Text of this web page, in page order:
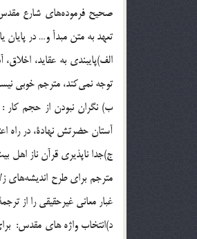
صحيح فرموده‌هاي شارع مقدس
تعهد به متن مبدأ و… در پايان
الف)پايبندي به عقايد،
توجه نمي‌كند، مترجم خوبي
ب) نگران نبودن از حجم کار
آستان حضرتش نهادة، در راه
ج)جدا ناپذيري قرآن ناز اهل
مترجم براي طرح انديشه‌هاي
غبار معاني غيرحقيقي را از
د)انتخاب واژه هاي مقدس: براي